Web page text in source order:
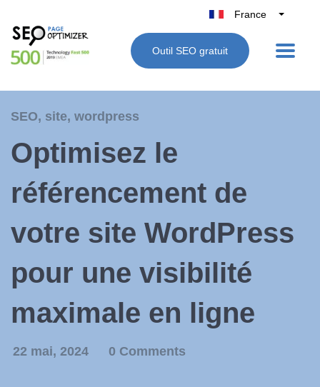
France
Belgique
België
Outil SEO gratuit
SEO, site, wordpress
Optimisez le
référencement de
votre site WordPress
pour une visibilité
maximale en ligne
22 mai, 2024 0 Comments